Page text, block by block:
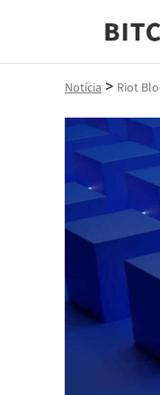
Notícia > Riot